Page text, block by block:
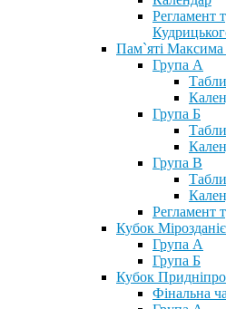
Регламент
Пам`яті Максима
Група А
Група Б
Група В
Регламент
Кубок Мірозданіє
Група А
Група Б
Кубок
Фінальна